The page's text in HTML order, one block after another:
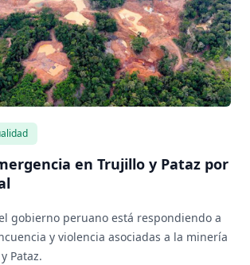
en Trujillo y Pataz por
gobierno peruano está respondiendo a
y violencia asociadas a la minería
Pataz.